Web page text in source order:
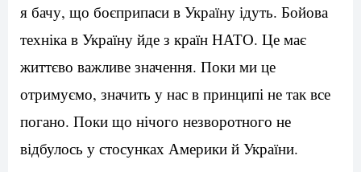
я бачу, що боєприпаси в Україну ідуть. Бойова
техніка в Україну йде з країн НАТО. Це має
життєво важливе значення. Поки ми це
отримуємо, значить у нас в принципі не так все
погано. Поки що нічого незворотного не
відбулось у стосунках Америки й України.